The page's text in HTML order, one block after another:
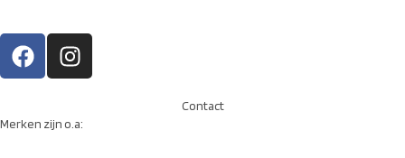
Merken zijn o.a:
Contact